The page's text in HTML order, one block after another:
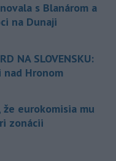
s Blanárom a
na Dunaji
NA SLOVENSKU:
nad Hronom
eurokomisia mu
zonácii